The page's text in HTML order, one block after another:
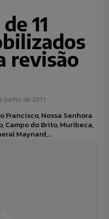
11
revisão
junho de 2011
Francisco, Nossa Senhora
Campo do Brito, Muribeca,
Maynard,...